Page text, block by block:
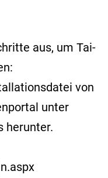
aus, um Tai-
von
unter
herunter.